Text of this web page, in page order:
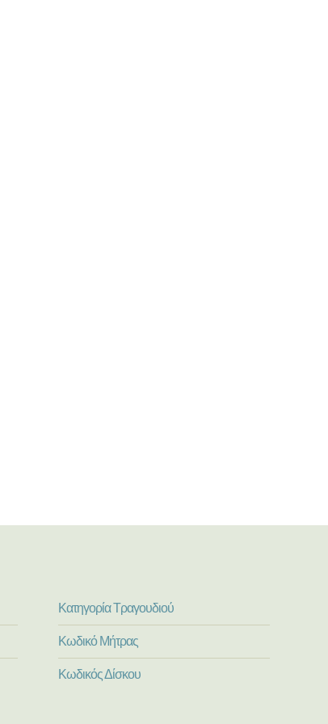
Κατηγορία Τραγουδιού
Κωδικό Μήτρας
Κωδικός Δίσκου